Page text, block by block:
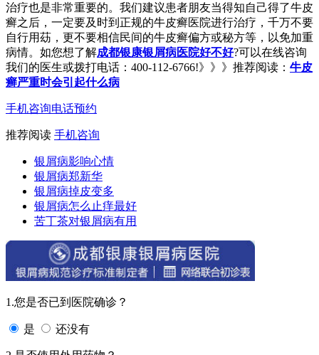
治疗也是非常重要的。我们建议患者朋友当得知自己得了牛皮
癣之后，一定要及时到正规的牛皮癣医院进行治疗，千万不要
自行用苭，更不要相信民间的牛皮癣偏方或秘方等，以免加重
病情。如您想了解成都银康银屑病医院好不好?可以在线咨询
我们的医生或拨打电话：400-112-6766!》》》推荐阅读： 牛皮
癣严重时会引起什么病
手机咨询电话预约
推荐阅读 手机咨询
银屑病影响心情
银屑病郑新华
银屑病掉皮变多
银屑病怎么止痒最好
苦丁茶对银屑病有用
1.您是否已到医院确诊？
是 还没有